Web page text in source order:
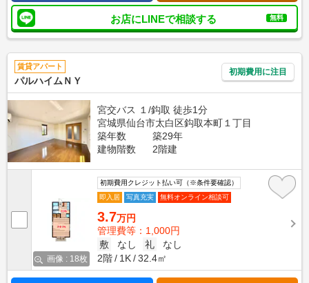
お店にLINEで相談する 無料
賃貸アパート
パルハイムＮＹ
初期費用に注目
宮交バス １/鈎取 徒歩1分
宮城県仙台市太白区鈎取本町１丁目
築年数
築29年
建物階数
2階建
画像 : 18枚
初期費用クレジット払い可（※条件要確認）
即入居
写真充実 無料オンライン相談可
3.7万円
管理費等：1,000円
敷
なし 礼
なし
2階
1K 32.4㎡